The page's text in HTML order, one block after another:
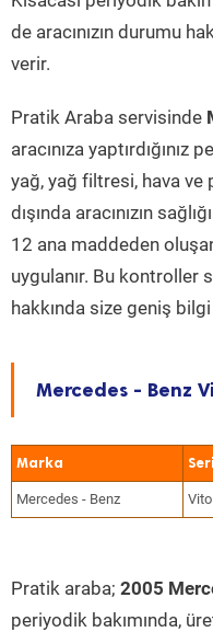
de aracınızın durumu
verir.
Pratik Araba servisinde
aracınıza
yağ, yağ filtresi, hava ve
dışında aracınızın
12 ana maddeden
uygulanır. Bu kontroller
hakkında size geniş
Mercedes - Benz
Marka Seri
Mercedes - Benz Vito
Pratik araba; 2005
periyodik bakımında,